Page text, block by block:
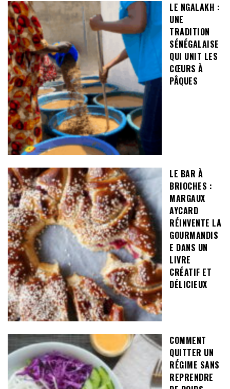
LE NGALAKH :
UNE
TRADITION
SÉNÉGALAISE
QUI UNIT LES
CŒURS À
PÂQUES
LE BAR À
BRIOCHES :
MARGAUX
AYCARD
RÉINVENTE LA
GOURMANDIS
E DANS UN
LIVRE
CRÉATIF ET
DÉLICIEUX
COMMENT
QUITTER UN
RÉGIME SANS
REPRENDRE